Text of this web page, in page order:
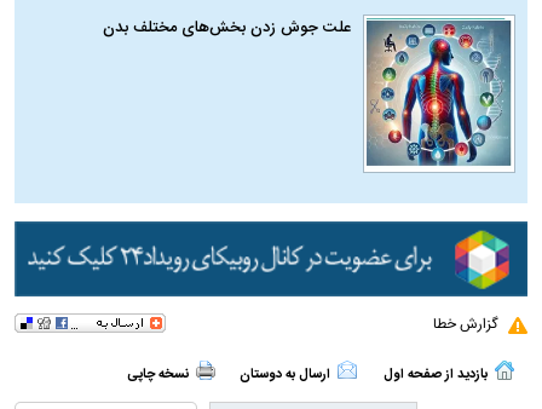
علت جوش زدن بخش‌های مختلف بدن
گزارش خطا
بازدید از صفحه اول ارسال به دوستان نسخه چاپی